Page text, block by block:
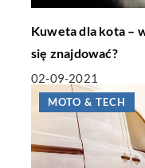
Kuweta dla kota –
się znajdować?
02-09-2021
MOTO & TECH